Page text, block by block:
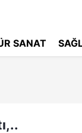
SANAT